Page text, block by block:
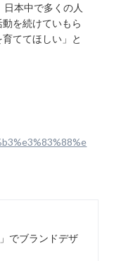
本中で多くの人
を続けていもら
ててほしい」と
でブランドデザ